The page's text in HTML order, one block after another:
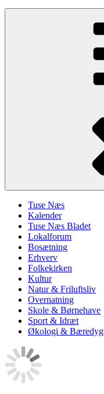
Tuse Næs
Kalender
Tuse Næs Bladet
Lokalforum
Bosætning
Erhverv
Folkekirken
Kultur
Natur & Friluftsliv
Overnatning
Skole & Børnehave
Sport & Idræt
Økologi &